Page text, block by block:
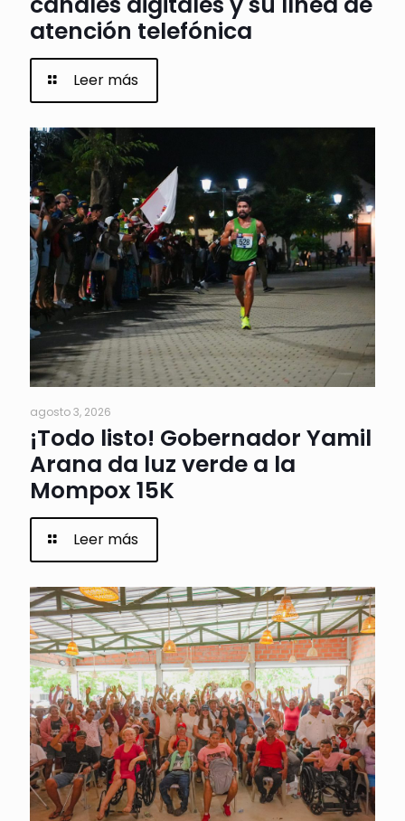
atención telefónica
Leer más
agosto 3, 2026
¡Todo listo! Gobernador Yamil
Arana da luz verde a la
Mompox 15K
Leer más